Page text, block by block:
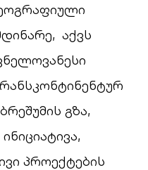
აქვს
გზა,
პროექტების